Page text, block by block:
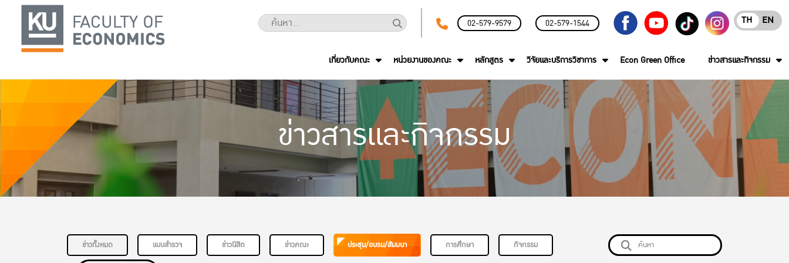
02-579-9579 02-579-1544 EN
TH
เกี่ยวกับคณะ หน่วยงานของคณะ หลักสูตร วิจัยและบริการวิชาการ Econ Green Office ข่าวสารและกิจกรรม
ข่าวสารและกิจกรรม
ข่าวทั้งหมด แบบสำรวจ ข่าวนิสิต ข่าวคณะ ประชุม/อบรม/สัมมนา การศึกษา กิจกรรม